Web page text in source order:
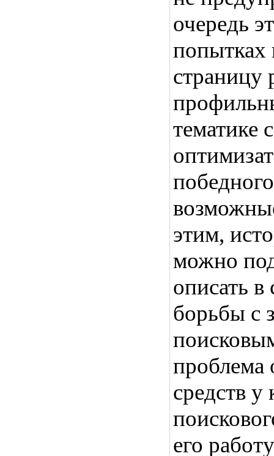
очередь
попытках
страницу
тематике
этим,
можно
описать в
борьбы с
проблема
средств у
его